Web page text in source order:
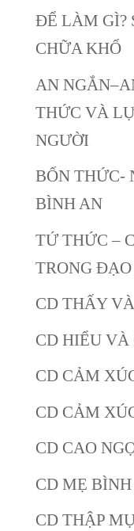
ĐỂ LÀM GÌ?
CHỮA KHỔ
AN
THỨC VÀ
NGƯỜI
BỐN THỨC-
BÌNH AN
TỨ THỨC –
TRONG
CD THẤY
CD HIỂU
CD CẢM
CD CẢM
CD CAO
CD MẸ
CD THẬP